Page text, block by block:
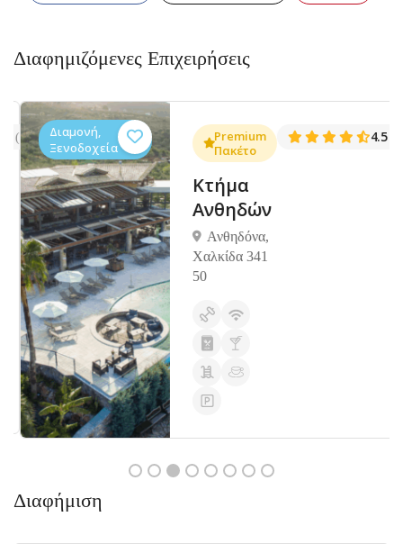
Διαφημιζόμενες Επιχειρήσεις
(1381) Διαμονή,
Ξενοδοχεία
Premium
Πακέτο
Κτήμα
Ανθηδών
Ανθηδόνα,
Χαλκίδα 341
50
4.5
Διαφήμιση